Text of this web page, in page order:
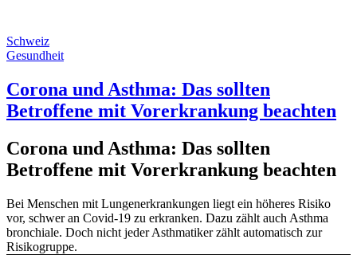
Schweiz
Gesundheit
Corona und Asthma: Das sollten
Betroffene mit Vorerkrankung beachten
Corona und Asthma: Das sollten
Betroffene mit Vorerkrankung beachten
Bei Menschen mit Lungenerkrankungen liegt ein höheres Risiko
vor, schwer an Covid-19 zu erkranken. Dazu zählt auch Asthma
bronchiale. Doch nicht jeder Asthmatiker zählt automatisch zur
Risikogruppe.